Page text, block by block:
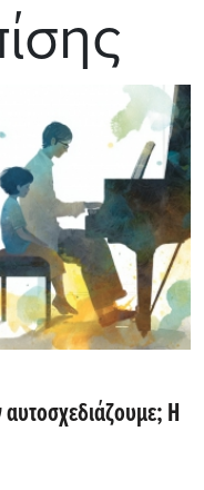
αυτοσχεδιάζουμε; Η